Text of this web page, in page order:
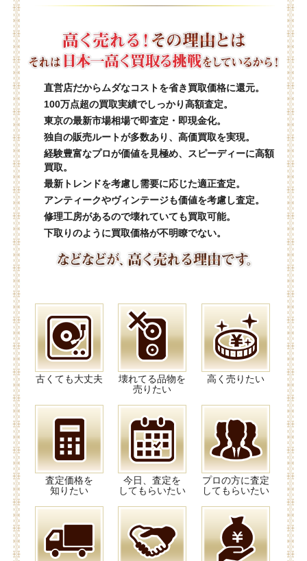
直営店だからムダなコストを省き買取価格に還元。
100万点超の買取実績でしっかり高額査定。
東京の最新市場相場で即査定・即現金化。
独自の販売ルートが多数あり、高価買取を実現。
経験豊富なプロが価値を見極め、スピーディーに高額
買取。
最新トレンドを考慮し需要に応じた適正査定。
アンティークやヴィンテージも価値を考慮し査定。
修理工房があるので壊れていても買取可能。
下取りのように買取価格が不明瞭でない。
古くても大丈夫
壊れてる品物を
売りたい
高く売りたい
査定価格を
知りたい
今日、査定を
してもらいたい
プロの方に査定
してもらいたい